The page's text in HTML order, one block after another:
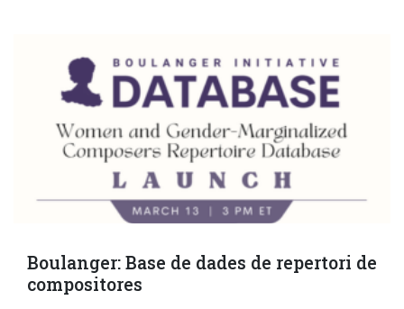
Boulanger: Base de dades de repertori de
compositores